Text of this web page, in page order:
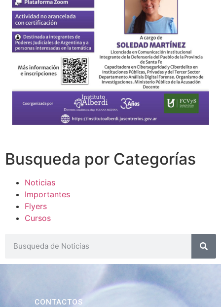
Busqueda por Categorías
Noticias
Importantes
Flyers
Cursos
CONTACTOS